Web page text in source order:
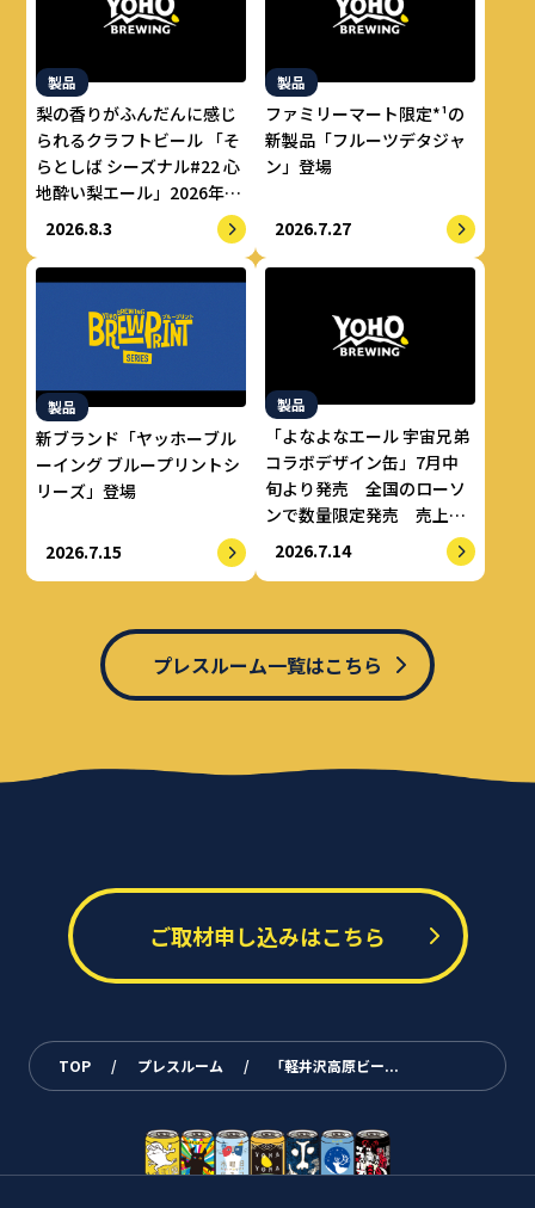
製品
梨の香りがふんだんに感じ
られるクラフトビール 「そ
らとしば シーズナル#22 心
地酔い梨エール」2026年8
月上旬より数量限定で提供
2026.8.3
製品
ファミリーマート限定*¹の
新製品「フルーツデタジャ
ン」登場
2026.7.27
製品
新ブランド「ヤッホーブル
ーイング ブループリントシ
リーズ」登場
2026.7.15
製品
「よなよなエール 宇宙兄弟
コラボデザイン缶」7月中
旬より発売 全国のローソ
ンで数量限定発売 売上の
一部をALS治療研究費とし
2026.7.14
プレスルーム一覧はこちら
ご取材申し込みはこちら
TOP / プレスルーム / 「軽井沢高原ビー...